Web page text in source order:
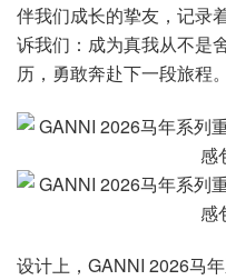
伴我们成长的挚友，记录
诉我们：成为真我从不是
历，勇敢奔赴下一段旅程。
设计上，GANNI 2026马